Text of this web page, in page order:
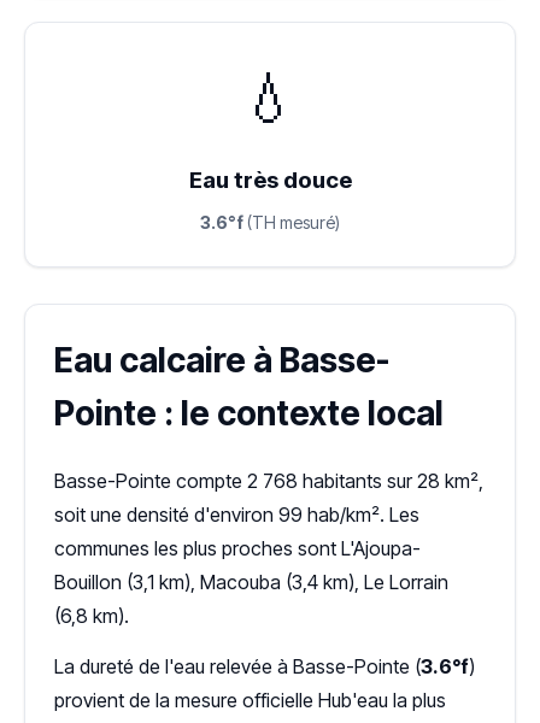
💧
Eau très douce
3.6°f (TH mesuré)
Eau calcaire à Basse-
Pointe : le contexte local
Basse-Pointe compte 2 768 habitants sur 28 km²,
soit une densité d'environ 99 hab/km². Les
communes les plus proches sont L'Ajoupa-
Bouillon (3,1 km), Macouba (3,4 km), Le Lorrain
(6,8 km).
La dureté de l'eau relevée à Basse-Pointe (3.6°f)
provient de la mesure officielle Hub'eau la plus